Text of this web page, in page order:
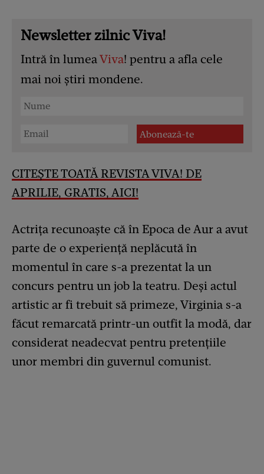
Newsletter zilnic Viva!
Intră în lumeaViva! pentru a afla cele
mai noi știri mondene.
CITEȘTE TOATĂ REVISTA VIVA! DE
APRILIE, GRATIS, AICI!
Actrița recunoaște că în Epoca de Aur a avut
parte de o experiență neplăcută în
momentul în care s-a prezentat la un
concurs pentru un job la teatru. Deși actul
artistic ar fi trebuit să primeze, Virginia s-a
făcut remarcată printr-un outfit la modă, dar
considerat neadecvat pentru pretențiile
unor membri din guvernul comunist.